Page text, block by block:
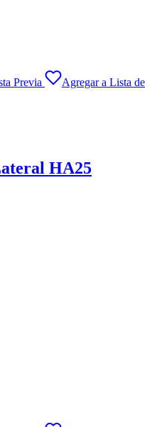
Previa
Agregar a Lista de
HA25